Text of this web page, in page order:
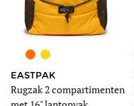
EASTPAK
Rugzak 2 compartimenten